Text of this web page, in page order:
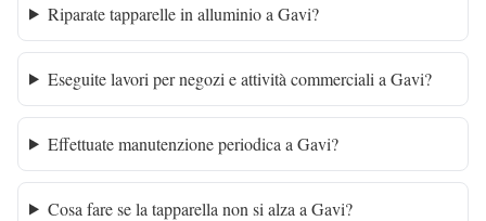
Riparate tapparelle in alluminio a Gavi?
Eseguite lavori per negozi e attività commerciali a Gavi?
Effettuate manutenzione periodica a Gavi?
Cosa fare se la tapparella non si alza a Gavi?